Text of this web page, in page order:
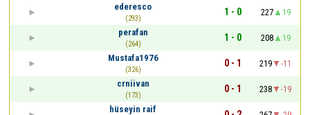
ederesco
(293)
1 - 0 227
19
perafan
(264)
1 - 0 208
19
Mustafa1976
(326)
0 - 1 219
-11
crniivan
(173)
0 - 1 238
-19
hüseyin raif